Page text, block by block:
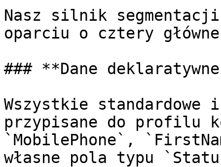
Nasz silnik
oparciu o cztery
### **Dane
Wszystkie standardowe
przypisane do profilu
`MobilePhone`,
własne pola typu